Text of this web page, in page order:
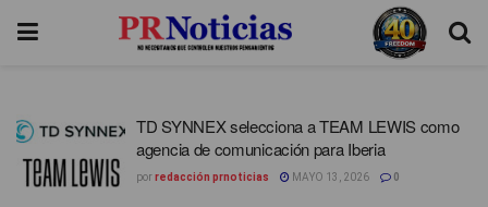
TD SYNNEX selecciona a TEAM LEWIS como
agencia de comunicación para Iberia
porredacción prnoticias MAYO 13, 2026 0